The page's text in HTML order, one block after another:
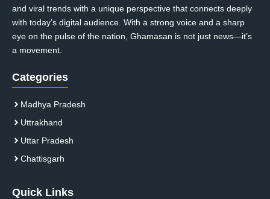
and viral trends with a unique perspective that connects deeply
with today’s digital audience. With a strong voice and a sharp
eye on the pulse of the nation, Ghamasan is not just news—it’s
a movement.
Categories
Madhya Pradesh
Uttrakhand
Uttar Pradesh
Chattisgarh
Quick Links